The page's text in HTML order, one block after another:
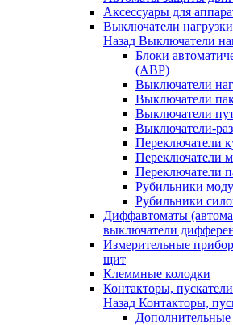
Аксессуары для
Выключатели
Назад Выключатели
Блоки
(АВР)
Выключатели
Выключатели
Выключатели
Выключатели-
Переключатели
Переключатели
Переключатели
Рубильники
Рубильники
Диффавтоматы
выключатели
Измерительные
щит
Клеммные колодки
Контакторы,
Назад Контакторы,
Дополнительные